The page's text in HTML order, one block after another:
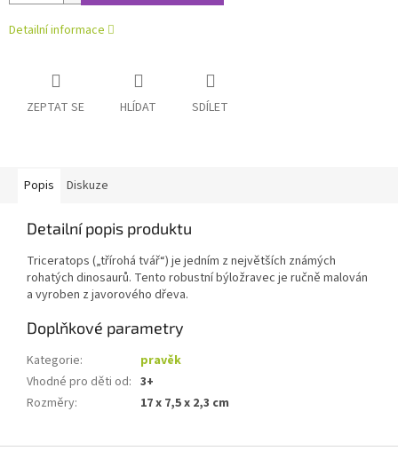
Detailní informace
ZEPTAT SE HLÍDAT SDÍLET
Popis Diskuze
Detailní popis produktu
Triceratops („třírohá tvář“) je jedním z největších známých
rohatých dinosaurů. Tento robustní býložravec je ručně malován
a vyroben z javorového dřeva.
Doplňkové parametry
Kategorie:
pravěk
Vhodné pro děti od: 3+
Rozměry: 17 x 7,5 x 2,3 cm